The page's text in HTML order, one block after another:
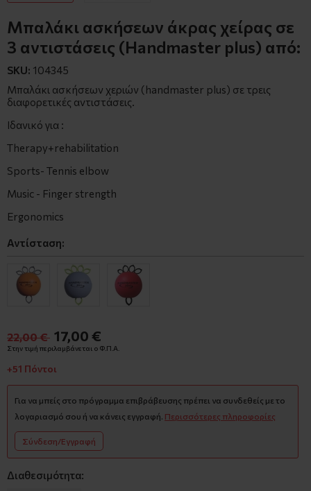
Μπαλάκι ασκήσεων άκρας χείρας σε
3 αντιστάσεις (Handmaster plus) από:
SKU: 104345
Μπαλάκι ασκήσεων χεριών (handmaster plus) σε τρεις
διαφορετικές αντιστάσεις.
Ιδανικό για :
Therapy+rehabilitation
Sports- Tennis elbow
Music - Finger strength
Ergonomics
Αντίσταση:
22,00 € 17,00 €
Στην τιμή περιλαμβάνεται ο Φ.Π.Α.
+51 Πόντοι
Για να μπείς στο πρόγραμμα επιβράβευσης πρέπει να συνδεθείς με το
λογαριασμό σου ή να κάνεις εγγραφή. Περισσότερες πληροφορίες
Σύνδεση/Εγγραφή
Διαθεσιμότητα: